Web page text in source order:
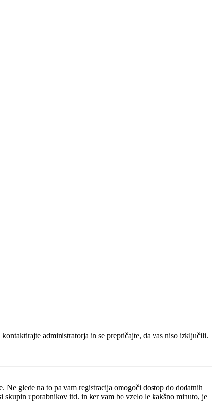
administratorja in se prepričajte, da vas niso izključili.
glede na to pa vam registracija omogoči dostop do dodatnih
skupin uporabnikov itd. in ker vam bo vzelo le kakšno minuto, je